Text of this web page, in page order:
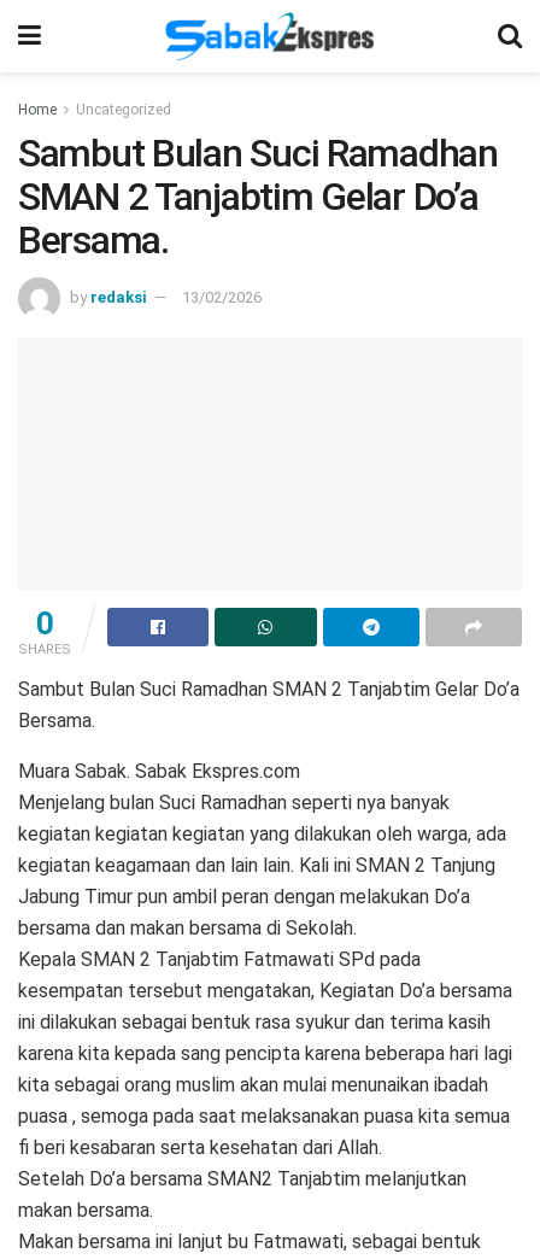
Home Uncategorized
Sambut Bulan Suci Ramadhan
SMAN 2 Tanjabtim Gelar Do’a
Bersama.
by redaksi 13/02/2026
0
SHARES
Sambut Bulan Suci Ramadhan SMAN 2 Tanjabtim Gelar Do’a
Bersama.
Muara Sabak. Sabak Ekspres.com
Menjelang bulan Suci Ramadhan seperti nya banyak
kegiatan kegiatan kegiatan yang dilakukan oleh warga, ada
kegiatan keagamaan dan lain lain. Kali ini SMAN 2 Tanjung
Jabung Timur pun ambil peran dengan melakukan Do’a
bersama dan makan bersama di Sekolah.
Kepala SMAN 2 Tanjabtim Fatmawati SPd pada
kesempatan tersebut mengatakan, Kegiatan Do’a bersama
ini dilakukan sebagai bentuk rasa syukur dan terima kasih
karena kita kepada sang pencipta karena beberapa hari lagi
kita sebagai orang muslim akan mulai menunaikan ibadah
puasa , semoga pada saat melaksanakan puasa kita semua
fi beri kesabaran serta kesehatan dari Allah.
Setelah Do’a bersama SMAN2 Tanjabtim melanjutkan
makan bersama.
Makan bersama ini lanjut bu Fatmawati, sebagai bentuk